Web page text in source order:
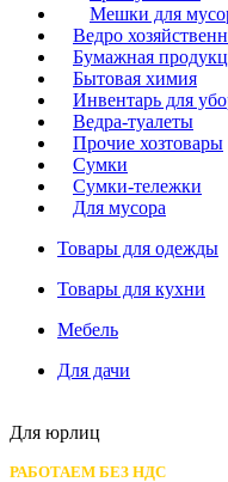
Мешки для
Ведро
Бумажная
Бытовая химия
Инвентарь для
Ведра-туалеты
Прочие хозтовары
Сумки
Сумки-тележки
Для мусора
Товары для одежды
Товары для кухни
Мебель
Для дачи
Для юрлиц
РАБОТАЕМ БЕЗ НДС